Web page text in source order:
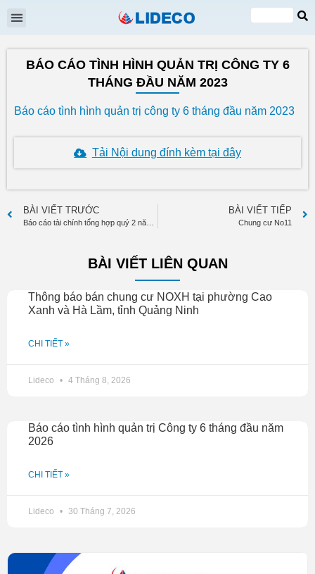
VI
EN
BÁO CÁO TÌNH HÌNH QUẢN TRỊ CÔNG TY 6
THÁNG ĐẦU NĂM 2023
Báo cáo tình hình quản trị công ty 6 tháng đầu năm 2023
Tải Nội dung đính kèm tại đây
BÀI VIẾT TRƯỚC BÀI VIẾT TIẾP
Chung cư No11
BÀI VIẾT LIÊN QUAN
Thông báo bán chung cư NOXH tại phường Cao
Xanh và Hà Lầm, tỉnh Quảng Ninh
CHI TIẾT »
Lideco 4 Tháng 8, 2026
Báo cáo tình hình quản trị Công ty 6 tháng đầu năm
2026
CHI TIẾT »
Lideco 30 Tháng 7, 2026